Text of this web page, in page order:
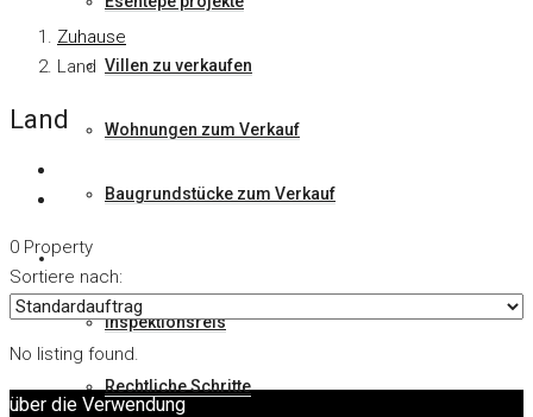
Villen zu verkaufen
Wohnungen zum Verkauf
Baugrundstücke zum Verkauf
Wie Man Investiert
Inspektionsreis
Rechtliche Schritte
Zuhause
Land
Land
0 Property
Sortiere nach:
No listing found.
über die Verwendung